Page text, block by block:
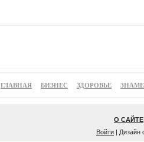
ГЛАВНАЯ БИЗНЕС ЗДОРОВЬЕ
О САЙТЕ
Войти | Дизайн